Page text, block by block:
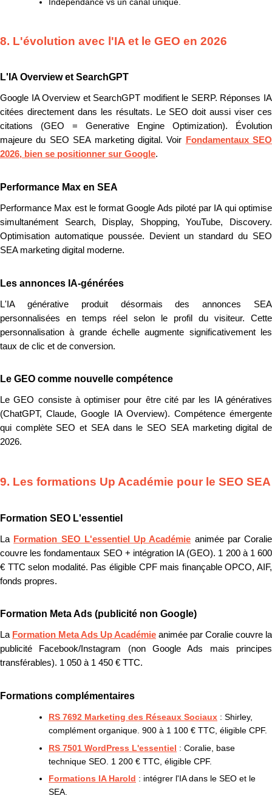
8. L'évolution avec l'IA et le GEO en 2026
L'IA Overview et SearchGPT
Google IA Overview et SearchGPT modifient le SERP. Réponses IA
citées directement dans les résultats. Le SEO doit aussi viser ces
citations (GEO = Generative Engine Optimization). Évolution
majeure du SEO SEA marketing digital. Voir
Fondamentaux SEO
2026, bien se positionner sur Google.
Performance Max en SEA
Performance Max est le format Google Ads piloté par IA qui optimise
simultanément Search, Display, Shopping, YouTube, Discovery.
Optimisation automatique poussée. Devient un standard du SEO
SEA marketing digital moderne.
Les annonces IA-générées
L'IA générative produit désormais des annonces SEA
personnalisées en temps réel selon le profil du visiteur. Cette
personnalisation à grande échelle augmente significativement les
taux de clic et de conversion.
Le GEO comme nouvelle compétence
Le GEO consiste à optimiser pour être cité par les IA génératives
(ChatGPT, Claude, Google IA Overview). Compétence émergente
qui complète SEO et SEA dans le SEO SEA marketing digital de
2026.
9. Les formations Up Académie pour le SEO SEA
Formation SEO L'essentiel
La Formation SEO L'essentiel Up Académie animée par Coralie
couvre les fondamentaux SEO + intégration IA (GEO). 1 200 à 1 600
€ TTC selon modalité. Pas éligible CPF mais finançable OPCO, AIF,
fonds propres.
Formation Meta Ads (publicité non Google)
La Formation Meta Ads Up Académie animée par Coralie couvre la
publicité Facebook/Instagram (non Google Ads mais principes
transférables). 1 050 à 1 450 € TTC.
Formations complémentaires
RS 7692 Marketing des Réseaux Sociaux : Shirley,
complément organique. 900 à 1 100 € TTC, éligible CPF.
RS 7501 WordPress L'essentiel : Coralie, base
technique SEO. 1 200 € TTC, éligible CPF.
Formations IA Harold : intégrer l'IA dans le SEO et le
SEA.